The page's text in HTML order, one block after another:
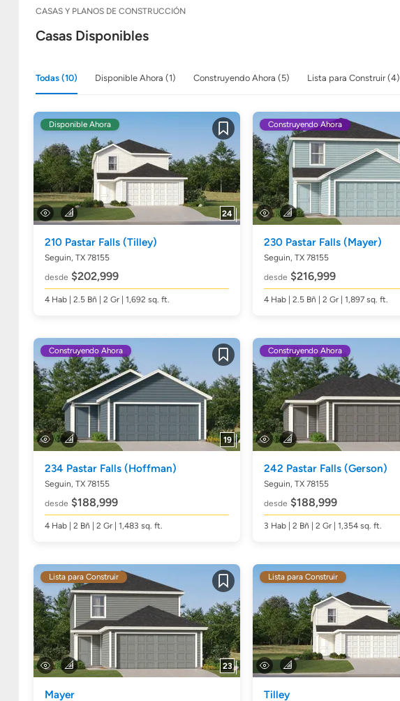
CASAS Y PLANOS DE CONSTRUCCIÓN
Casas Disponibles
Todas (10) Disponible Ahora (1) Construyendo Ahora (5) Lista para Construir (4)
Guardar
24
Disponible Ahora
210 Pastar Falls (Tilley)
Seguin, TX 78155
desde $202,999
4 Hab | 2.5 Bñ | 2 Gr | 1,692 sq. ft.
Construyendo Ahora
230 Pastar Falls (Mayer)
Seguin, TX 78155
desde $216,999
4 Hab| 2.5 Bñ | 2 Gr | 1,897 sq. ft.
Guardar
19
Construyendo Ahora
234 Pastar Falls (Hoffman)
Seguin, TX 78155
desde $188,999
4 Hab | 2 Bñ | 2 Gr | 1,483 sq. ft.
Construyendo Ahora
242 Pastar Falls (Gerson)
Seguin, TX 78155
desde $188,999
3 Hab| 2 Bñ | 2 Gr | 1,354 sq. ft.
Guardar
23
Lista para Construir
Mayer
Lista para Construir
Tilley